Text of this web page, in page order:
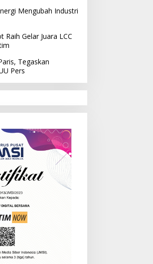
Mengubah Industri
Raih Gelar Juara LCC
Tegaskan
Pers